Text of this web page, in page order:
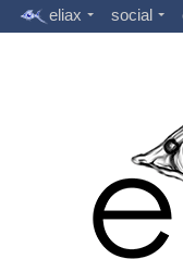
eliax social